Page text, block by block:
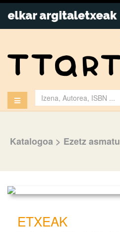
Katalogoa > Ezetz asmatu
ETXEAK